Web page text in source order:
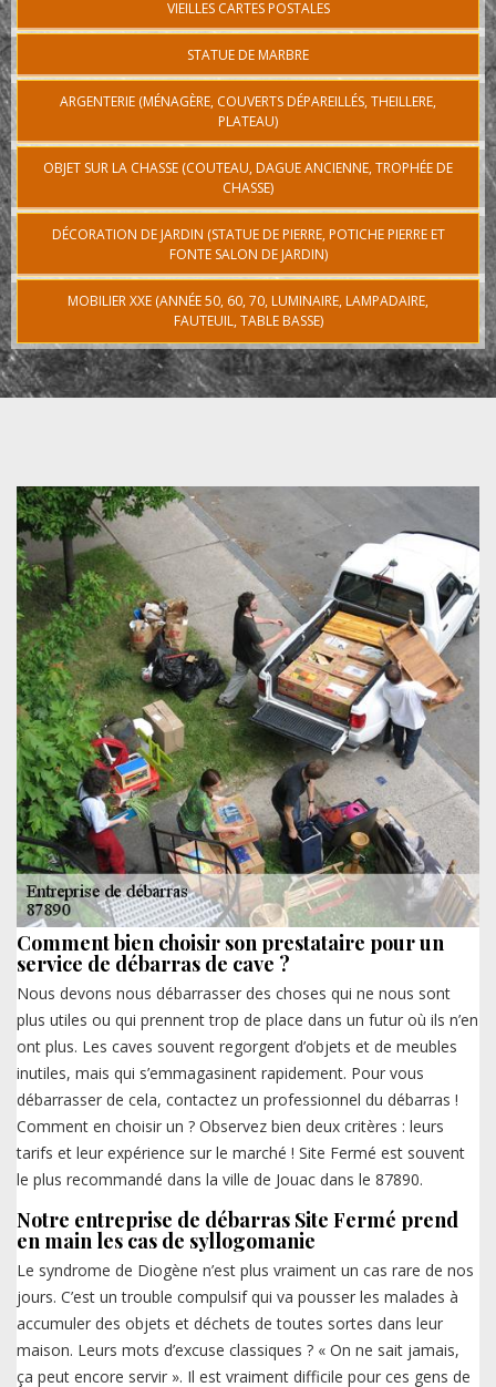
VIEILLES CARTES POSTALES
STATUE DE MARBRE
ARGENTERIE (MÉNAGÈRE, COUVERTS DÉPAREILLÉS, THEILLERE,
PLATEAU)
OBJET SUR LA CHASSE (COUTEAU, DAGUE ANCIENNE, TROPHÉE DE
CHASSE)
DÉCORATION DE JARDIN (STATUE DE PIERRE, POTICHE PIERRE ET
FONTE SALON DE JARDIN)
MOBILIER XXE (ANNÉE 50, 60, 70, LUMINAIRE, LAMPADAIRE,
FAUTEUIL, TABLE BASSE)
Comment bien choisir son prestataire pour un
service de débarras de cave ?
Nous devons nous débarrasser des choses qui ne nous sont
plus utiles ou qui prennent trop de place dans un futur où ils n’en
ont plus. Les caves souvent regorgent d’objets et de meubles
inutiles, mais qui s’emmagasinent rapidement. Pour vous
débarrasser de cela, contactez un professionnel du débarras !
Comment en choisir un ? Observez bien deux critères : leurs
tarifs et leur expérience sur le marché ! Site Fermé est souvent
le plus recommandé dans la ville de Jouac dans le 87890.
Notre entreprise de débarras Site Fermé prend
en main les cas de syllogomanie
Le syndrome de Diogène n’est plus vraiment un cas rare de nos
jours. C’est un trouble compulsif qui va pousser les malades à
accumuler des objets et déchets de toutes sortes dans leur
maison. Leurs mots d’excuse classiques ? « On ne sait jamais,
ça peut encore servir ». Il est vraiment difficile pour ces gens de